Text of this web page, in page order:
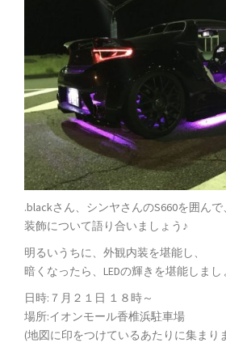
.blackさん、シンヤさんのS660を囲んで
装飾について語り合いましょう♪
明るいうちに、外観内装を堪能し、
暗くなったら、LEDの輝きを堪能しま
日時:７月２１日 １８時～
場所:イオンモール香椎浜駐車場
(地図に印をつけているあたりに集まり